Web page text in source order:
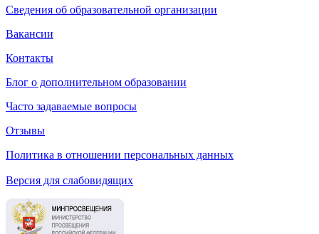
Сведения об образовательной организации
Вакансии
Контакты
Блог о дополнительном образовании
Часто задаваемые вопросы
Отзывы
Политика в отношении персональных данных
Версия для слабовидящих